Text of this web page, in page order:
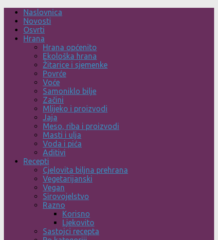
Skip
content
Naslovnica
Novosti
Osvrti
Hrana
Hrana općenito
Ekološka hrana
Žitarice i sjemenke
Povrće
Voće
Samoniklo bilje
Začini
Mlijeko i proizvodi
Jaja
Meso, riba i proizvodi
Masti i ulja
Voda i pića
Aditivi
Recepti
Cjelovita biljna prehrana
Vegetarijanski
Vegan
Sirovojelstvo
Razno
Korisno
Ljekovito
Sastojci recepta